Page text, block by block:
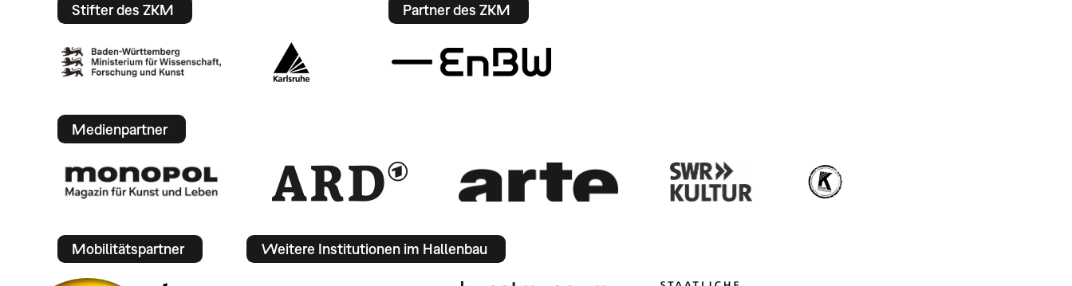
Stifter des ZKM Partner des ZKM
Medienpartner
Mobilitätspartner Weitere Institutionen im Hallenbau